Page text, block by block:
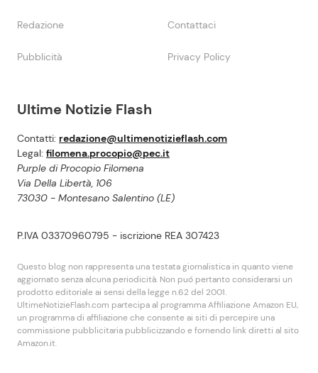
Ultime Notizie Flash
Contatti: redazione@ultimenotizieflash.com
Legal: filomena.procopio@pec.it
Purple di Procopio Filomena
Via Della Libertà, 106
73030 - Montesano Salentino (LE)
P.IVA 03370960795 - iscrizione REA 307423
Questo blog non rappresenta una testata giornalistica in quanto viene
aggiornato senza alcuna periodicità. Non puó pertanto considerarsi un
prodotto editoriale ai sensi della legge n.62 del 2001.
UltimeNotizieFlash.com partecipa al programma Affiliazione Amazon EU,
un programma di affiliazione che consente ai siti di percepire una
commissione pubblicitaria pubblicizzando e fornendo link diretti al sito
Amazon.it.
Redazione Contattaci
Pubblicità Privacy Policy